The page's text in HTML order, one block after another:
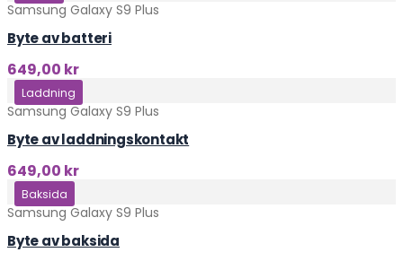
Samsung Galaxy S9 Plus
Byte av batteri
649,00 kr
Klicka här
Laddning
Samsung Galaxy S9 Plus
Byte av laddningskontakt
649,00 kr
Klicka här
Baksida
Samsung Galaxy S9 Plus
Byte av baksida